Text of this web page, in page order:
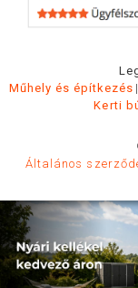
Műhely és építkezés
Kerti
Általános